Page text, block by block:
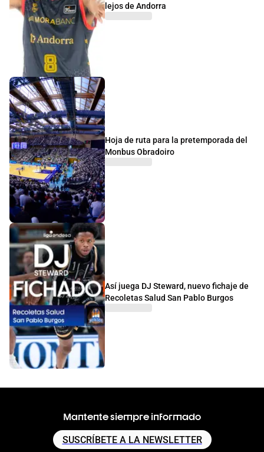
lejos de Andorra
Hoja de ruta para la pretemporada del
Monbus Obradoiro
Así juega DJ Steward, nuevo fichaje de
Recoletas Salud San Pablo Burgos
Mantente siempre informado
SUSCRÍBETE A LA NEWSLETTER